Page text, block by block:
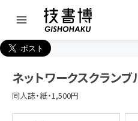
ネットワークスクラン
同人誌・紙・1,500円